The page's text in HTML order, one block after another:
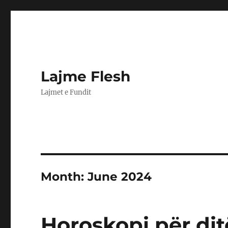
Lajme Flesh
Lajmet e Fundit
Month:June 2024